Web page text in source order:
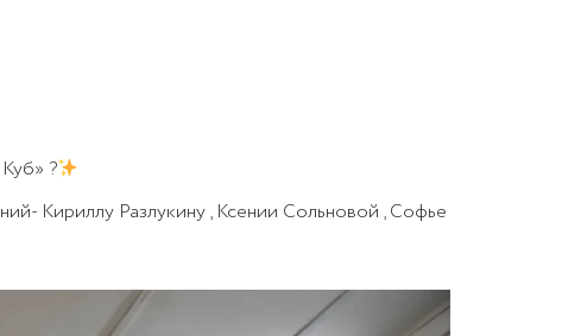
?
Кириллу Разлукину , Ксении Сольновой , Софье